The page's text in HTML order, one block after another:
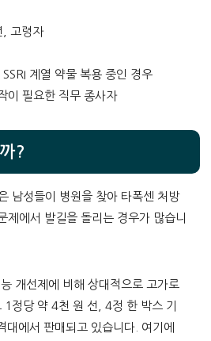
, 고령자
계열 약물 복용 중인 경우
이 필요한 직무 종사자
?
남성들이 병원을 찾아 타폭센 처방
제에서 발길을 돌리는 경우가 많습니
개선제에 비해 상대적으로 고가로
정당 약 4천 원 선, 4정 한 박스 기
에서 판매되고 있습니다. 여기에